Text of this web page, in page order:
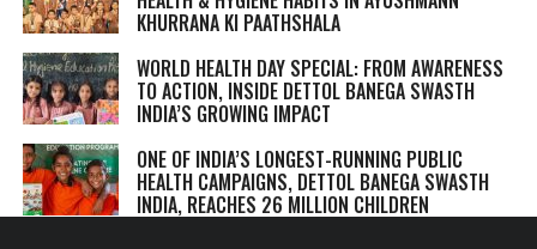
KHURRANA KI PAATHSHALA
WORLD HEALTH DAY SPECIAL: FROM AWARENESS
TO ACTION, INSIDE DETTOL BANEGA SWASTH
INDIA’S GROWING IMPACT
ONE OF INDIA’S LONGEST-RUNNING PUBLIC
HEALTH CAMPAIGNS, DETTOL BANEGA SWASTH
INDIA, REACHES 26 MILLION CHILDREN